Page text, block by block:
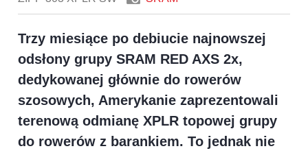
Trzy miesiące po debiucie najnowszej
odsłony grupy SRAM RED AXS 2x,
dedykowanej głównie do rowerów
szosowych, Amerykanie zaprezentowali
terenową odmianę XPLR topowej grupy
do rowerów z barankiem. To jednak nie